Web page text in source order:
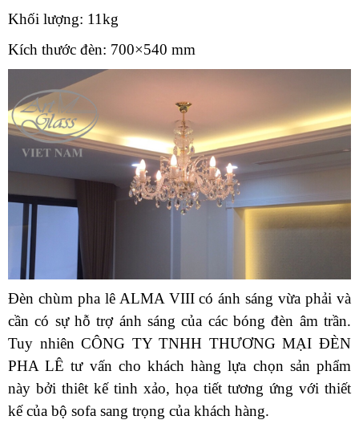
Khối lượng: 11kg
Kích thước đèn: 700×540 mm
Đèn chùm pha lê ALMA VIII có ánh sáng vừa phải và
cần có sự hỗ trợ ánh sáng của các bóng đèn âm trần.
Tuy nhiên CÔNG TY TNHH THƯƠNG MẠI ĐÈN
PHA LÊ tư vấn cho khách hàng lựa chọn sản phẩm
này bởi thiêt kế tinh xảo, họa tiết tương ứng với thiết
kế của bộ sofa sang trọng của khách hàng.